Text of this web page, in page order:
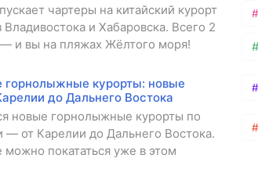
чартеры на китайский курорт
Владивостока и Хабаровска. Всего 2
— и вы на пляжах Жёлтого моря!
горнолыжные курорты: новые
до Дальнего Востока
новые горнолыжные курорты по
— от Карелии до Дальнего Востока.
можно покататься уже в этом